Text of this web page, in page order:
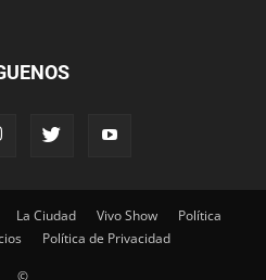
La Ciudad Vivo Show
Política
Política de Privacidad
©